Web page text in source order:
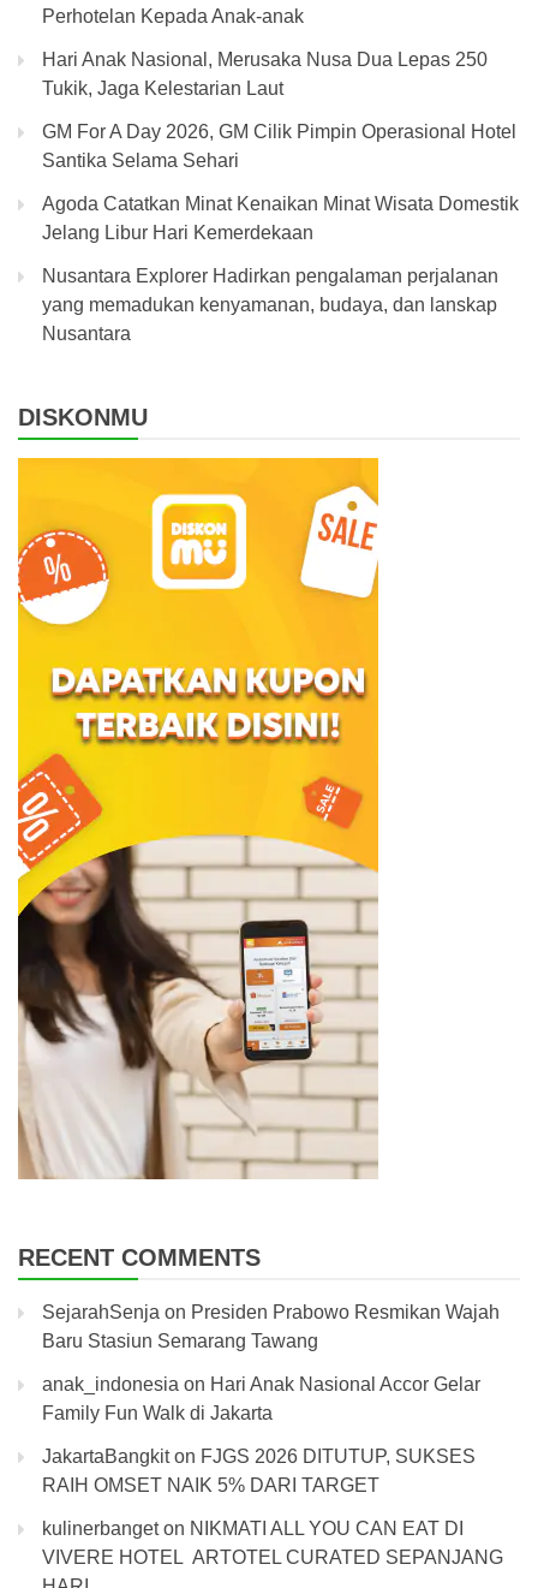
Perhotelan Kepada Anak-anak
Hari Anak Nasional, Merusaka Nusa Dua Lepas 250
Tukik, Jaga Kelestarian Laut
GM For A Day 2026, GM Cilik Pimpin Operasional Hotel
Santika Selama Sehari
Agoda Catatkan Minat Kenaikan Minat Wisata Domestik
Jelang Libur Hari Kemerdekaan
Nusantara Explorer Hadirkan pengalaman perjalanan
yang memadukan kenyamanan, budaya, dan lanskap
Nusantara
DISKONMU
RECENT COMMENTS
SejarahSenja on Presiden Prabowo Resmikan Wajah
Baru Stasiun Semarang Tawang
anak_indonesia on Hari Anak Nasional Accor Gelar
Family Fun Walk di Jakarta
JakartaBangkiton FJGS 2026 DITUTUP, SUKSES
RAIH OMSET NAIK 5% DARI TARGET
kulinerbangeton NIKMATI ALL YOU CAN EAT DI
VIVERE HOTEL ARTOTEL CURATED SEPANJANG